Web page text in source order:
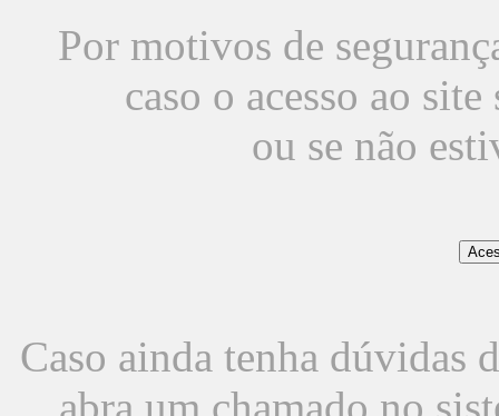
Por motivos de
caso o acesso ao
ou se não
Caso ainda tenha dúvidas